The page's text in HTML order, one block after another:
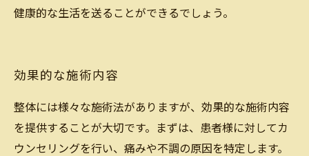
健康的な生活を送ることができるでしょう。
効果的な施術内容
整体には様々な施術法がありますが、効果的な施術内容
を提供することが大切です。まずは、患者様に対してカ
ウンセリングを行い、痛みや不調の原因を特定します。